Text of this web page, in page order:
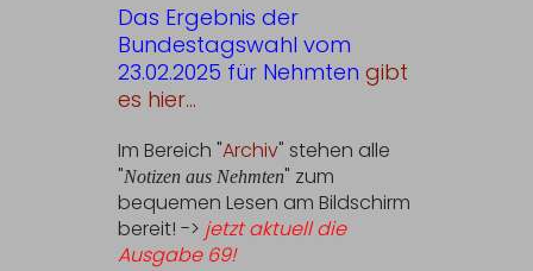
Das Ergebnis der
Bundestagswahl vom
23.02.2025 für Nehmten gibt
es hier...
Im Bereich "Archiv" stehen alle
"Notizen aus Nehmten" zum
bequemen Lesen am Bildschirm
bereit! -> jetzt aktuell die
Ausgabe 69!